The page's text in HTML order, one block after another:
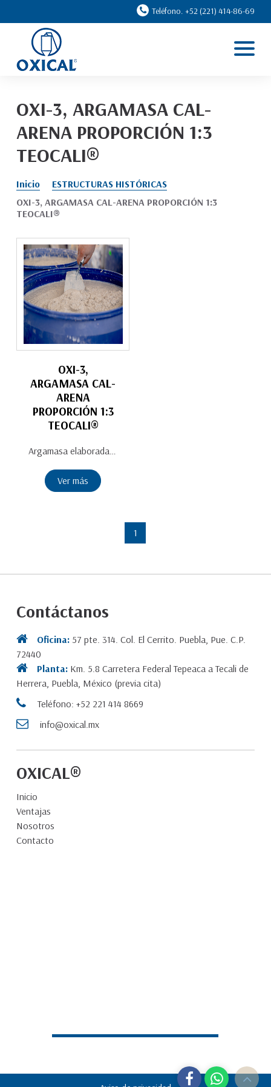
Teléfono. +52 (221) 414-86-69
Inicio
Ventajas
Nosotros
OXI-3, ARGAMASA CAL-
ARENA PROPORCIÓN 1:3
TEOCALI®
Inicio
ESTRUCTURAS HISTÓRICAS
OXI-3, ARGAMASA CAL-ARENA PROPORCIÓN 1:3
TEOCALI®
OXI-3,
ARGAMASA CAL-
ARENA
PROPORCIÓN 1:3
TEOCALI®
Argamasa elaborada con Cal de Alta Pureza en forma de pasta, arena con granulometría que pasa por un tamiz de 8 mm y agua potable (baja en sales) apta para el proceso de fabricación de argamasas. Lista para aplicar. Ideal en rehabilitación, restauración de inmuebles históricos y arqueológicos, estructuras históricas, arcos, bóvedas, cúpulas, contrafuertes, asiento de mampostería, columnas, muros de contención, etcétera. Empleo preferente en consolidación y reintegración de albañilerías rústicas, mampostería de piedra y muros mixtos, unión de juntas de piedra, reintegraciones, rellenos, cimentaciones, cubiertas, entortados, pisos y firmes, aplanados gruesos sobre muro de piedra, etcétera. Argamasa lista para su aplicación. Optimiza recursos de mano de obra. Transpirable y bioclimática. Durabilidad a través de su proceso de carbonatación. Resistencia y adherencia excelente con materiales compatibles. Presentación: Cubeta de 19 L / Tambo
Ver más
1
Contáctanos
Oficina:57 pte. 314. Col. El Cerrito. Puebla, Pue. C.P.
72440
Planta:Km. 5.8 Carretera Federal Tepeaca a Tecali de
Herrera, Puebla, México (previa cita)
Teléfono: +52 221 414 8669
info@oxical.mx
OXICAL®
Inicio
Ventajas
Nosotros
Contacto